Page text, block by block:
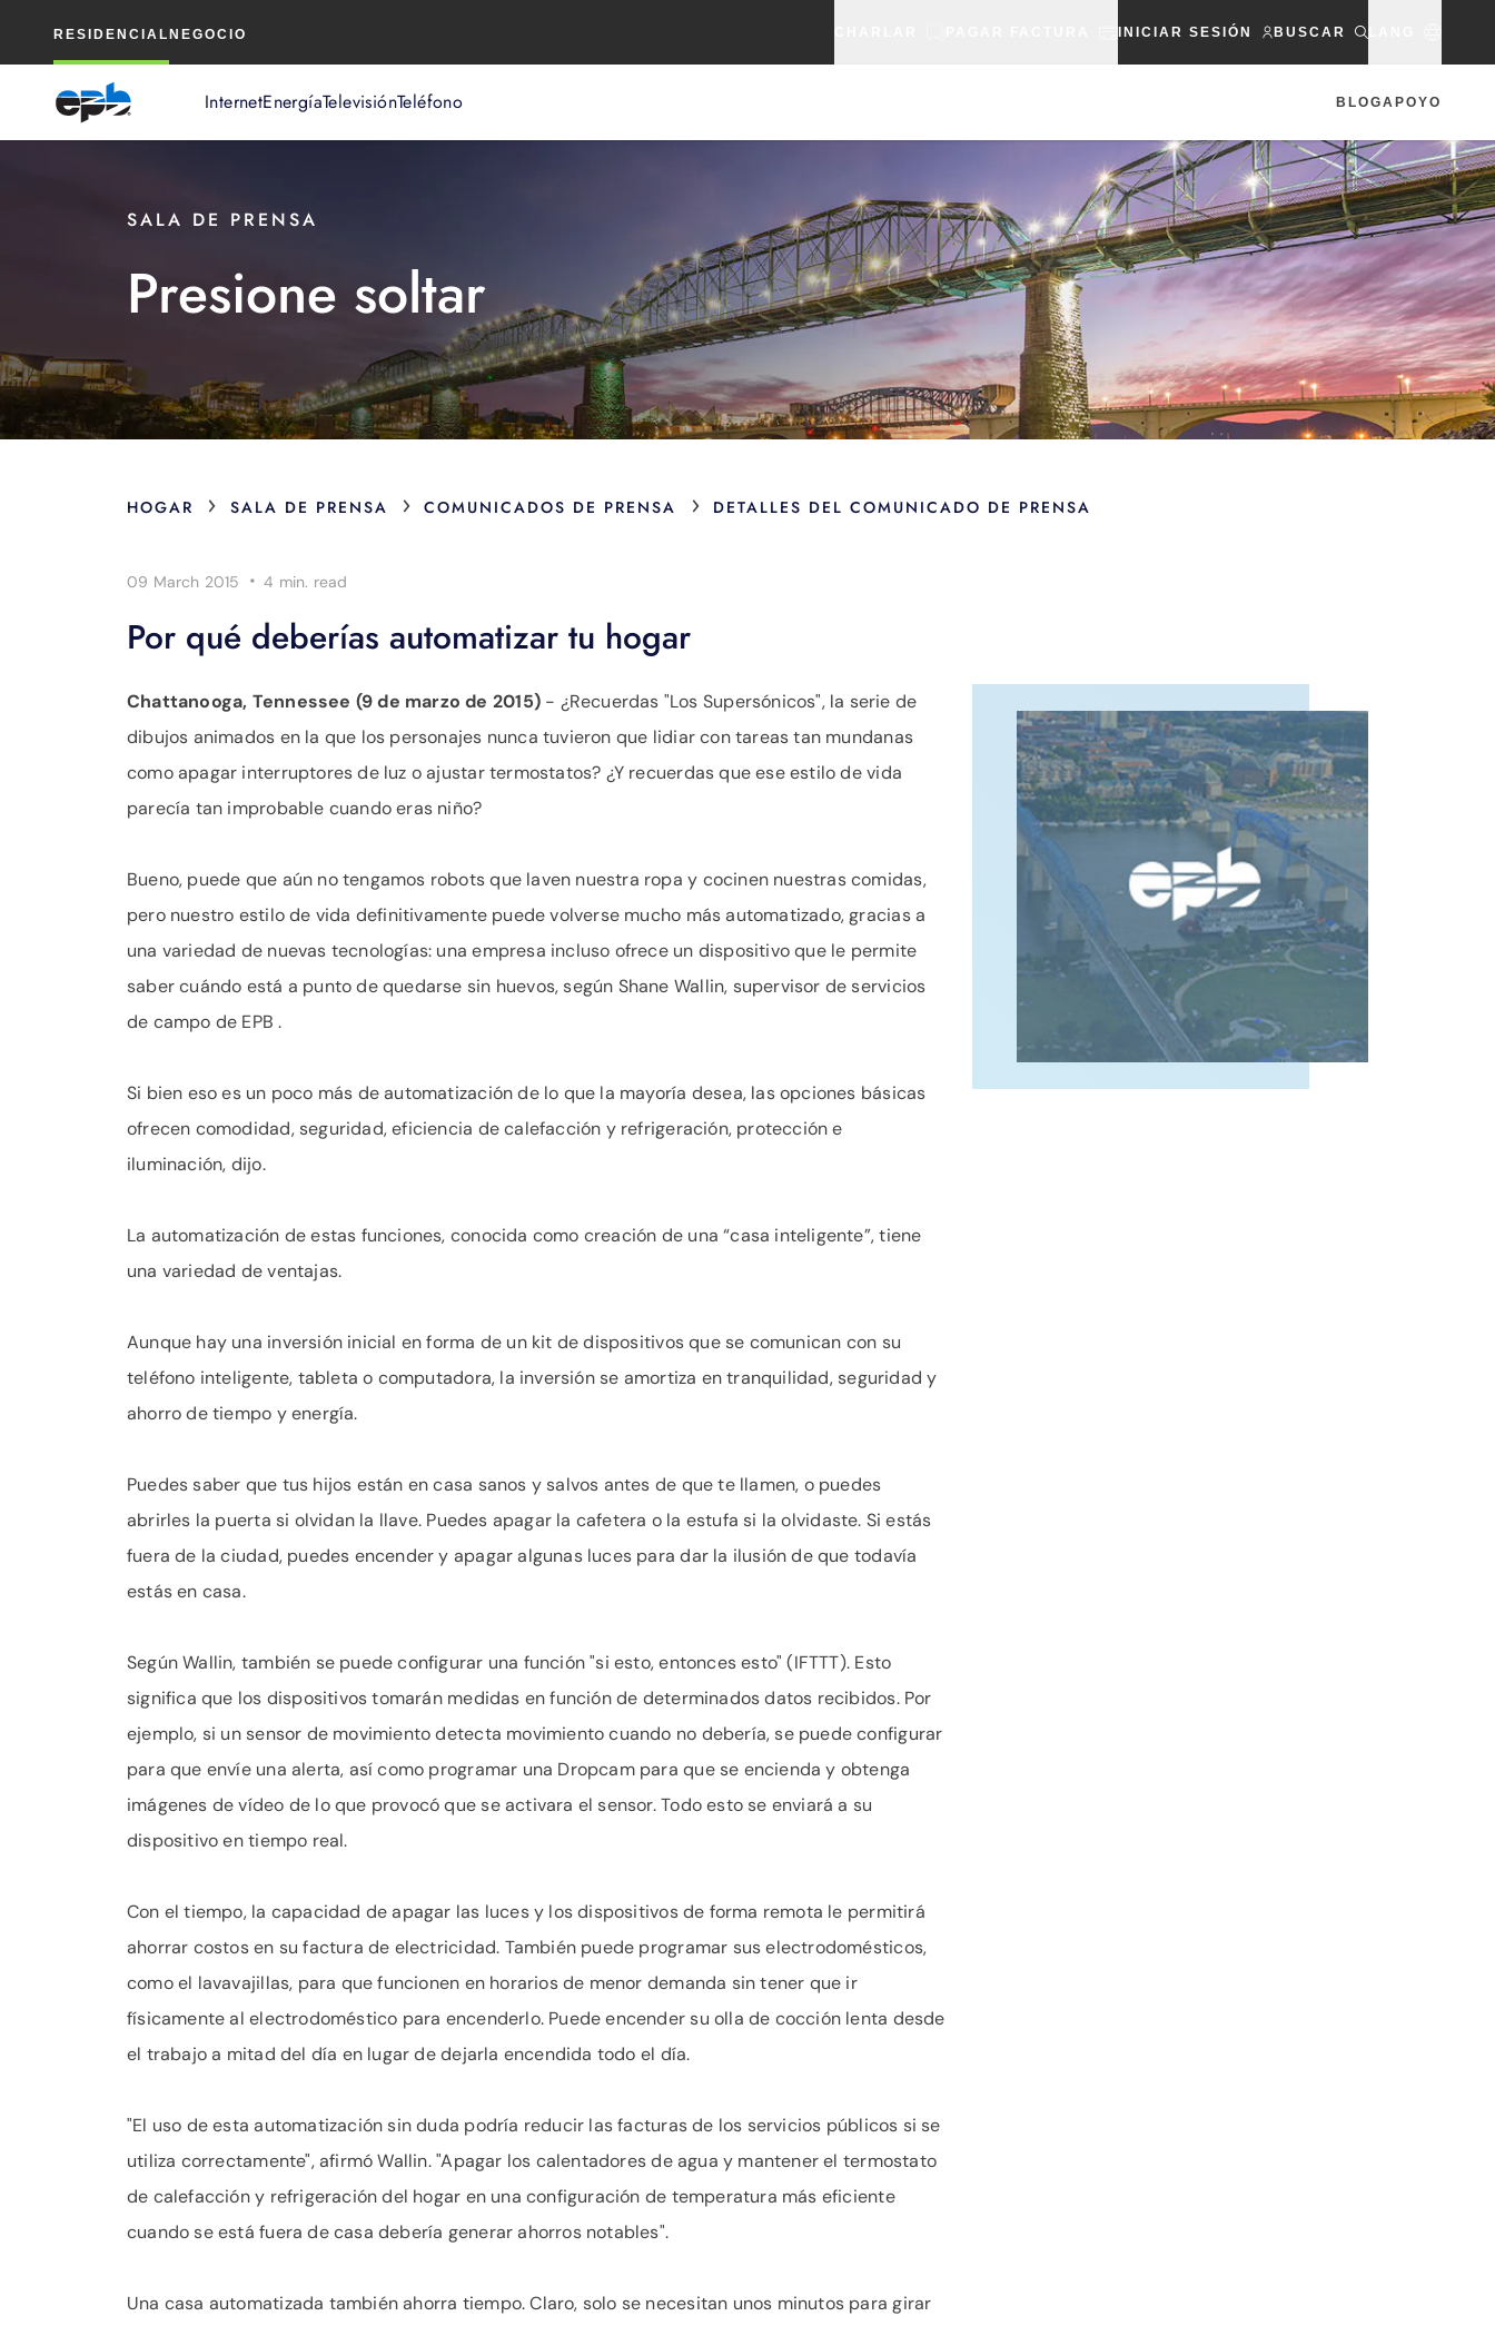
RESIDENCIAL NEGOCIO INICIAR SESIÓN BUSCAR
InternetEnergíaTelevisiónTeléfono BLOGAPOYO
principal
SALA DE PRENSA
Presione soltar
HOGAR › SALA DE PRENSA › COMUNICADOS DE PRENSA › DETALLES DEL COMUNICADO DE PRENSA
09 March 2015 ·4 min. read
Por qué deberías automatizar tu hogar
Chattanooga, Tennessee (9 de marzo de 2015)- ¿Recuerdas "Los Supersónicos", la serie de
dibujos animados en la que los personajes nunca tuvieron que lidiar con tareas tan mundanas
como apagar interruptores de luz o ajustar termostatos? ¿Y recuerdas que ese estilo de vida
parecía tan improbable cuando eras niño?
Bueno, puede que aún no tengamos robots que laven nuestra ropa y cocinen nuestras comidas,
pero nuestro estilo de vida definitivamente puede volverse mucho más automatizado, gracias a
una variedad de nuevas tecnologías: una empresa incluso ofrece un dispositivo que le permite
saber cuándo está a punto de quedarse sin huevos, según Shane Wallin, supervisor de servicios
de campo de EPB .
Si bien eso es un poco más de automatización de lo que la mayoría desea, las opciones básicas
ofrecen comodidad, seguridad, eficiencia de calefacción y refrigeración, protección e
iluminación, dijo.
La automatización de estas funciones, conocida como creación de una “casa inteligente”, tiene
una variedad de ventajas.
Aunque hay una inversión inicial en forma de un kit de dispositivos que se comunican con su
teléfono inteligente, tableta o computadora, la inversión se amortiza en tranquilidad, seguridad y
ahorro de tiempo y energía.
Puedes saber que tus hijos están en casa sanos y salvos antes de que te llamen, o puedes
abrirles la puerta si olvidan la llave. Puedes apagar la cafetera o la estufa si la olvidaste. Si estás
fuera de la ciudad, puedes encender y apagar algunas luces para dar la ilusión de que todavía
estás en casa.
Según Wallin, también se puede configurar una función "si esto, entonces esto" (IFTTT). Esto
significa que los dispositivos tomarán medidas en función de determinados datos recibidos. Por
ejemplo, si un sensor de movimiento detecta movimiento cuando no debería, se puede configurar
para que envíe una alerta, así como programar una Dropcam para que se encienda y obtenga
imágenes de vídeo de lo que provocó que se activara el sensor. Todo esto se enviará a su
dispositivo en tiempo real.
Con el tiempo, la capacidad de apagar las luces y los dispositivos de forma remota le permitirá
ahorrar costos en su factura de electricidad. También puede programar sus electrodomésticos,
como el lavavajillas, para que funcionen en horarios de menor demanda sin tener que ir
físicamente al electrodoméstico para encenderlo. Puede encender su olla de cocción lenta desde
el trabajo a mitad del día en lugar de dejarla encendida todo el día.
"El uso de esta automatización sin duda podría reducir las facturas de los servicios públicos si se
utiliza correctamente", afirmó Wallin. "Apagar los calentadores de agua y mantener el termostato
de calefacción y refrigeración del hogar en una configuración de temperatura más eficiente
cuando se está fuera de casa debería generar ahorros notables".
Una casa automatizada también ahorra tiempo. Claro, solo se necesitan unos minutos para girar